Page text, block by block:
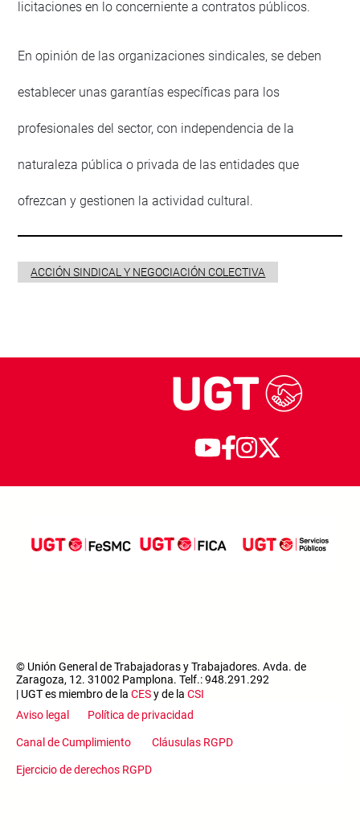
licitaciones en lo concerniente a contratos públicos.
En opinión de las organizaciones sindicales, se deben
establecer unas garantías específicas para los
profesionales del sector, con independencia de la
naturaleza pública o privada de las entidades que
ofrezcan y gestionen la actividad cultural.
ACCIÓN SINDICAL Y NEGOCIACIÓN COLECTIVA
© Unión General de Trabajadoras y Trabajadores. Avda. de
Zaragoza, 12. 31002 Pamplona. Telf.: 948.291.292
| UGT es miembro de la CESy de la CSI
Aviso legal
Política de privacidad
Canal de Cumplimiento Cláusulas RGPD
Ejercicio de derechos RGPD